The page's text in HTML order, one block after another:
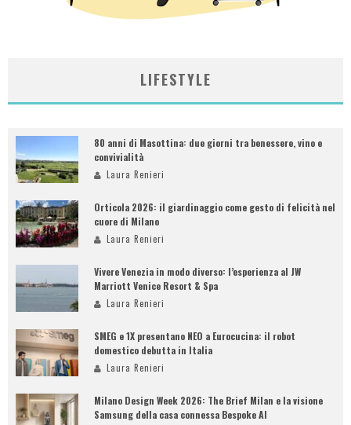
LIFESTYLE
80 anni di Masottina: due giorni tra benessere, vino e
convivialità
Laura Renieri
Orticola 2026: il giardinaggio come gesto di felicità nel
cuore di Milano
Laura Renieri
Vivere Venezia in modo diverso: l’esperienza al JW
Marriott Venice Resort & Spa
Laura Renieri
SMEG e 1X presentano NEO a Eurocucina: il robot
domestico debutta in Italia
Laura Renieri
Milano Design Week 2026: The Brief Milan e la visione
Samsung della casa connessa Bespoke AI